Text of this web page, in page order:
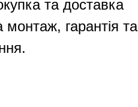
та доставка
гарантія та